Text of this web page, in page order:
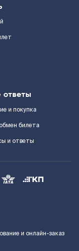
и покупка
билета
и ответы
и онлайн-заказ